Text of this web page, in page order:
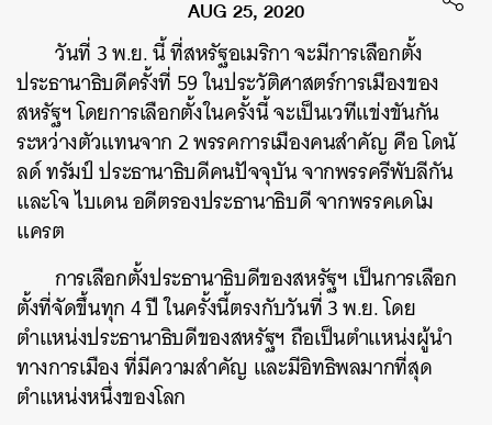
AUG 25, 2020
วันที่ 3 พ.ย. นี้ ที่สหรัฐอเมริกา จะมีการเลือกตั้ง
ประธานาธิบดีครั้งที่ 59 ในประวัติศาสตร์การเมืองของ
สหรัฐฯ โดยการเลือกตั้งในครั้งนี้ จะเป็นเวทีแข่งขันกัน
ระหว่างตัวแทนจาก 2 พรรคการเมืองคนสำคัญ คือ โดนั
ลด์ ทรัมป์ ประธานาธิบดีคนปัจจุบัน จากพรรครีพับลีกัน
และโจ ไบเดน อดีตรองประธานาธิบดี จากพรรคเดโม
แครต
การเลือกตั้งประธานาธิบดีของสหรัฐฯ เป็นการเลือก
ตั้งที่จัดขึ้นทุก 4 ปี ในครั้งนี้ตรงกับวันที่ 3 พ.ย. โดย
ตำแหน่งประธานาธิบดีของสหรัฐฯ ถือเป็นตำแหน่งผู้นำ
ทางการเมือง ที่มีความสำคัญ และมีอิทธิพลมากที่สุด
ตำแหน่งหนึ่งของโลก